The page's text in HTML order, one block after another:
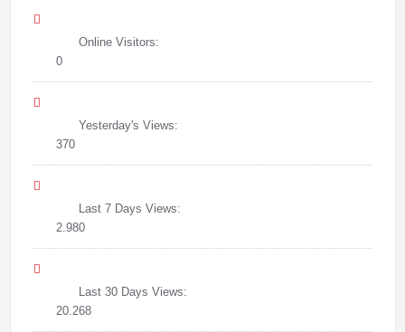
Online Visitors:
0
Yesterday's Views:
370
Last 7 Days Views:
2.980
Last 30 Days Views:
20.268